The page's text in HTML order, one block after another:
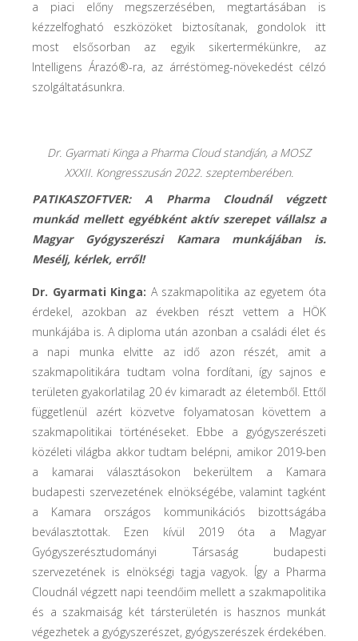
a piaci előny megszerzésében, megtartásában is
kézzelfogható eszközöket biztosítanak, gondolok itt
most elsősorban az egyik sikertermékünkre, az
Intelligens Árazó®-ra, az árréstömeg-növekedést célzó
szolgáltatásunkra.
Dr. Gyarmati Kinga a Pharma Cloud standján, a MOSZ
XXXII. Kongresszusán 2022. szeptemberében.
PATIKASZOFTVER: A Pharma Cloudnál végzett
munkád mellett egyébként aktív szerepet vállalsz a
Magyar Gyógyszerészi Kamara munkájában is.
Mesélj, kérlek, erről!
Dr. Gyarmati Kinga: A szakmapolitika az egyetem óta
érdekel, azokban az években részt vettem a HÖK
munkájába is. A diploma után azonban a családi élet és
a napi munka elvitte az idő azon részét, amit a
szakmapolitikára tudtam volna fordítani, így sajnos e
területen gyakorlatilag 20 év kimaradt az életemből. Ettől
függetlenül azért közvetve folyamatosan követtem a
szakmapolitikai történéseket. Ebbe a gyógyszerészeti
közéleti világba akkor tudtam belépni, amikor 2019-ben
a kamarai választásokon bekerültem a Kamara
budapesti szervezetének elnökségébe, valamint tagként
a Kamara országos kommunikációs bizottságába
beválasztottak. Ezen kívül 2019 óta a Magyar
Gyógyszerésztudományi Társaság budapesti
szervezetének is elnökségi tagja vagyok. Így a Pharma
Cloudnál végzett napi teendőim mellett a szakmapolitika
és a szakmaiság két társterületén is hasznos munkát
végezhetek a gyógyszerészet, gyógyszerészek érdekében.